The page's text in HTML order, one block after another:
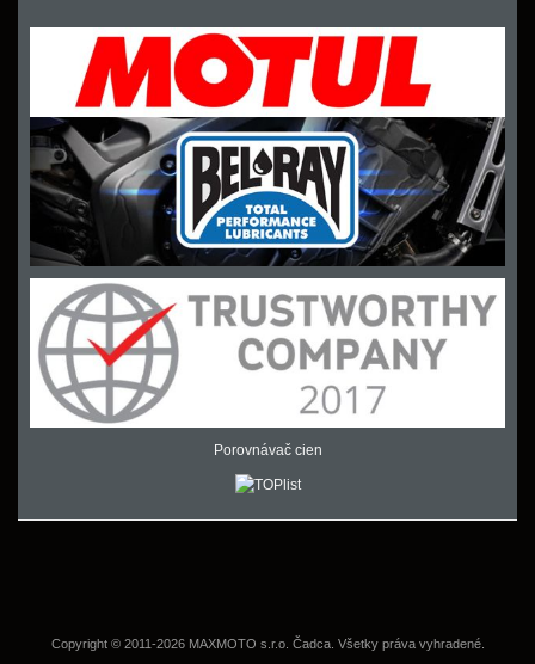
Porovnávač cien
Copyright © 2011-2026 MAXMOTO s.r.o. Čadca. Všetky práva vyhradené.